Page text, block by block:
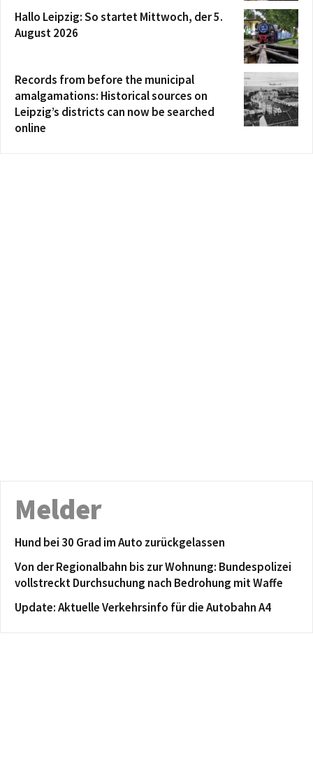
Hallo Leipzig: So startet Mittwoch, der 5.
August 2026
Records from before the municipal
amalgamations: Historical sources on
Leipzig’s districts can now be searched
online
Melder
Hund bei 30 Grad im Auto zurückgelassen
Von der Regionalbahn bis zur Wohnung: Bundespolizei
vollstreckt Durchsuchung nach Bedrohung mit Waffe
Update: Aktuelle Verkehrsinfo für die Autobahn A4